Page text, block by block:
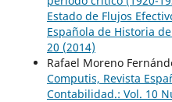
Estado de Flujos
Española de Historia
20 (2014)
Rafael Moreno
Computis, Revista
Contabilidad.: Vol. 10